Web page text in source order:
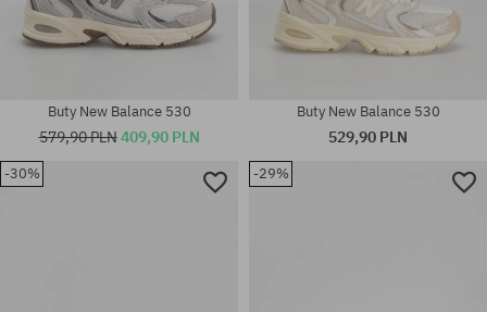
Dostępne rozmiary:
Buty New Balance 530
579,90 PLN409,90 PLN
Buty New Balance 530
529,90 PLN
-30% -29%